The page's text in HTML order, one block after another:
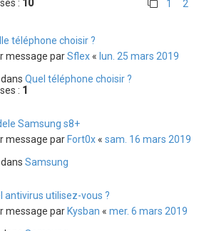
: 10 1 2
téléphone choisir ?
message parSflex« lun. 25 mars 2019
Quel téléphone choisir ?
: 1
Samsung s8+
message parFort0x« sam. 16 mars 2019
Samsung
antivirus utilisez-vous ?
message parKysban « mer. 6 mars 2019